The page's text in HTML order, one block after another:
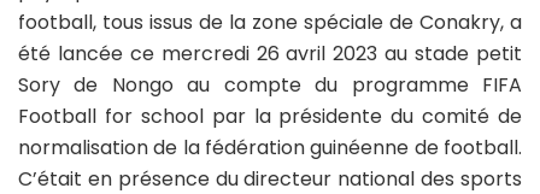
football, tous issus de la zone spéciale de Conakry, a
été lancée ce mercredi 26 avril 2023 au stade petit
Sory de Nongo au compte du programme FIFA
Football for school par la présidente du comité de
normalisation de la fédération guinéenne de football.
C’était en présence du directeur national des sports